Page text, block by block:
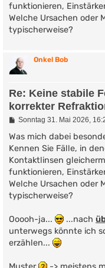
funktionieren,
Welche Ursachen oder
typischerweise?
Onkel Bob
Re: Keine stabile
korrekter
B
i
r
a
g
Sonntag 31. Mai 2026,
Was mich dabei
Kennen Sie Fälle, in
Kontaktlinsen
funktionieren,
Welche Ursachen oder
typischerweise?
Ooooh-ja... ...nach
unterwegs könnte ich
erzählen...